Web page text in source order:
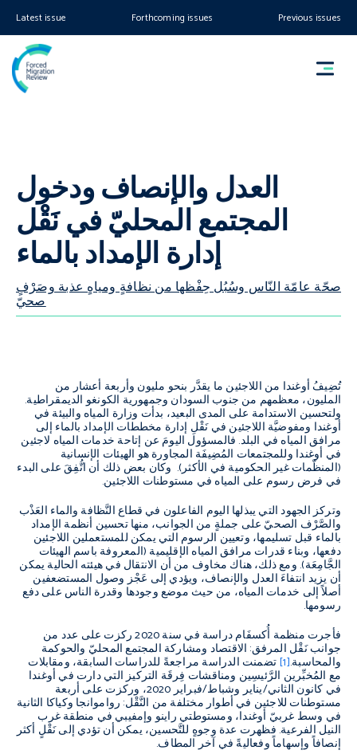
Latest issue Forthcoming issues Previous issues
العدل والإنصاف ودخول
المجتمع المحليّ في نَقْل
إدارة الإمداد بالماء
صحّة عامّة النّاس وسُبُل حِفْظها من نظافةٍ ومياهٍ عذبة وصَرْفٍ
صحيّ
تُضِيفُ أوغندا من اللاجئين ما يقدَّر بنحو مليون وأربعة أعشار من
المليون، معظمهم من جنوب السودان وجمهورية الكونغو الديمقراطية.
ولتحسين الاستدامة على المدى البعيد، بدأت وزارة المياه والبيئة في
أوغندا ومفوضيَّة اللاجئين في نَقْلِ إدارة مخططات الإمداد بالماء إلى
مرافق المياه في البلد. فالمسؤول اليومَ عن إتاحة خدمات المياه لاجئين
في أوغندا وللمجتمعات المُضِيفَة المجاورة هو الهيئات الإنسانية
(المنظّمات غير الحكومية في الأكثر). وكان بعض ذلك أن اتُّفِقَ على البدء
في فرض رسوم على المياه في مستوطنات اللاجئين.
وتركز الجهود التي يبذلها اليوم الفاعلون في قطاع النَّظافة والماء العَذْب
والصَّرْف الصحيّ على جملةٍ من الجوانب، منها تحسين أنظمة الإمداد
بالماء قبل تسليمها، وتعيين الرسوم التي يمكن للمستعملين اللاجئين
دفعها، وبناء قدرات مرافق المياه الإقليمية (المعروفة باسم الهيئات
الجَّامِعَة). ومع ذلك، هناك مخاوف من أن الانتقال في هيئته الحالية يمكن
أن يزيد انتفاءَ العدل والإنصاف، ويؤدي إلى عَجْز وصول المستضعفين
أصلاً إلى خدمات المياه، من حيث موضع وجودها وقدرة الناس على دفع
رسومها.
فأجرت منظمة أُكسفَام دراسة في سنة 2020 ركزت على عدد من
جوانب نَقْل المرفق: الاقتصاد ومشاركة المجتمع المحليّ والحوكمة
والمحاسبة.[1]تضمنت الدراسة مراجعةً للدراسات السابقة، ومقابلات
مع المُخبِّرين الرَّئيسِين ومناقشات فِرقَة التركيز التي دارت في أوغندا
في كانون الثاني/يناير وشباط/فبراير 2020، وركزت على أربعة
مستوطنات للاجئين في أطوار مختلفة من النَّقْل: رواموانجا وكياكا الثانية
في وسط غربيّ أوغندا، ومستوطتي راينو وإمفيبي في منطقة غرب
النيل الفرعية. فظهرت عدة وجوهٍ للتَّحسين، يمكن أن تؤدي إلى نَقْلٍ أكثر
إنصافاً وإسهاماً وفعاليةً في آخر المطاف.